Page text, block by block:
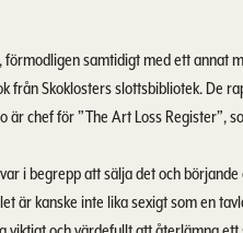
förmodligen samtidigt med ett annat
från Skoklosters slottsbibliotek. De
är chef för ”The Art Loss Register”,
i begrepp att sälja det och
är kanske inte lika sexigt som en